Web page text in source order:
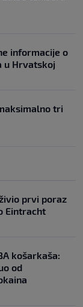
informacije o
u Hrvatskoj
tri
prvi poraz
Eintracht
košarkaša:
od